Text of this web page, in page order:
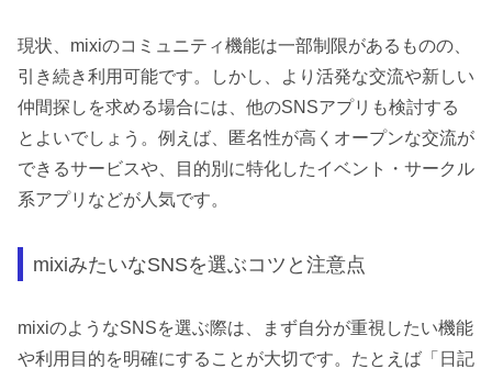
現状、mixiのコミュニティ機能は一部制限があるものの、
引き続き利用可能です。しかし、より活発な交流や新しい
仲間探しを求める場合には、他のSNSアプリも検討する
とよいでしょう。例えば、匿名性が高くオープンな交流が
できるサービスや、目的別に特化したイベント・サークル
系アプリなどが人気です。
mixiみたいなSNSを選ぶコツと注意点
mixiのようなSNSを選ぶ際は、まず自分が重視したい機能
や利用目的を明確にすることが大切です。たとえば「日記